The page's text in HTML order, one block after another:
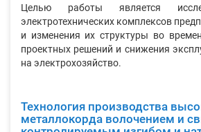
Целью работы является
электротехничес­ких комплексов
и изменения их структуры во
проектных решений и снижения
на электрохозяйство.
Технология производства
металлокорда волочением и